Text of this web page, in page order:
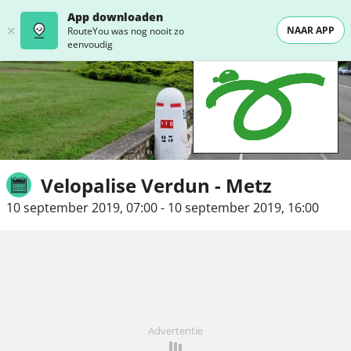
App downloaden
RouteYou was nog nooit zo
eenvoudig
NAAR APP
Velopalise Verdun - Metz
10 september 2019, 07:00- 10 september 2019, 16:00
Advertentie